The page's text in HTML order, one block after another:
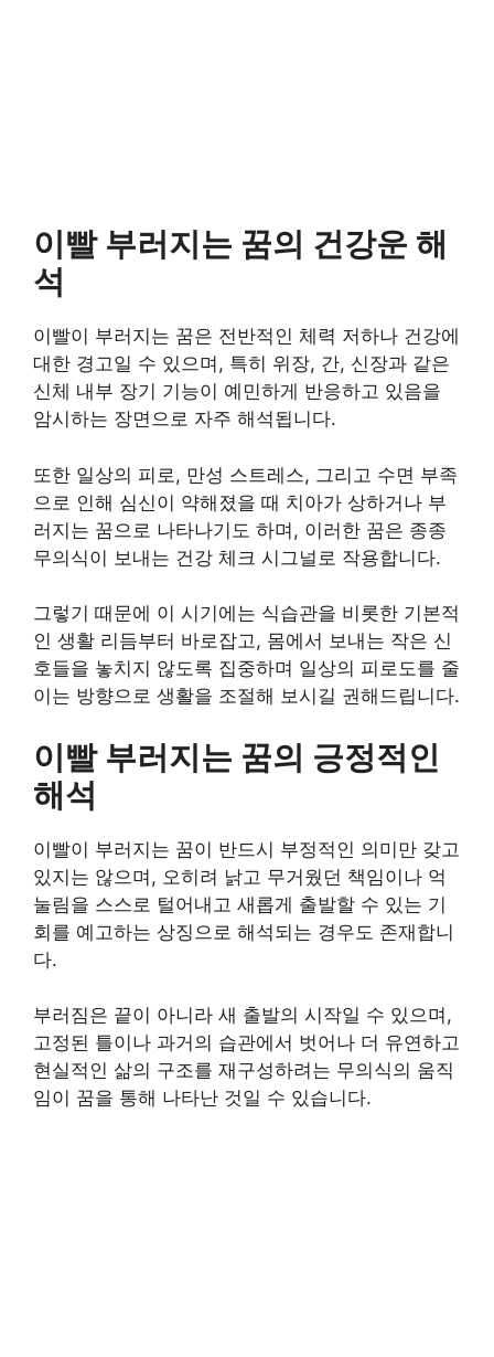
이빨 부러지는 꿈의 건강운 해
석
이빨이 부러지는 꿈은 전반적인 체력 저하나 건강에
대한 경고일 수 있으며, 특히 위장, 간, 신장과 같은
신체 내부 장기 기능이 예민하게 반응하고 있음을
암시하는 장면으로 자주 해석됩니다.
또한 일상의 피로, 만성 스트레스, 그리고 수면 부족
으로 인해 심신이 약해졌을 때 치아가 상하거나 부
러지는 꿈으로 나타나기도 하며, 이러한 꿈은 종종
무의식이 보내는 건강 체크 시그널로 작용합니다.
그렇기 때문에 이 시기에는 식습관을 비롯한 기본적
인 생활 리듬부터 바로잡고, 몸에서 보내는 작은 신
호들을 놓치지 않도록 집중하며 일상의 피로도를 줄
이는 방향으로 생활을 조절해 보시길 권해드립니다.
이빨 부러지는 꿈의 긍정적인
해석
이빨이 부러지는 꿈이 반드시 부정적인 의미만 갖고
있지는 않으며, 오히려 낡고 무거웠던 책임이나 억
눌림을 스스로 털어내고 새롭게 출발할 수 있는 기
회를 예고하는 상징으로 해석되는 경우도 존재합니
다.
부러짐은 끝이 아니라 새 출발의 시작일 수 있으며,
고정된 틀이나 과거의 습관에서 벗어나 더 유연하고
현실적인 삶의 구조를 재구성하려는 무의식의 움직
임이 꿈을 통해 나타난 것일 수 있습니다.